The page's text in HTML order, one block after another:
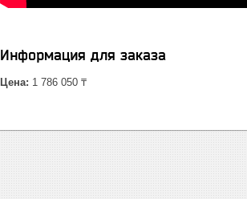
Информация для заказа
Цена: 1 786 050 ₸